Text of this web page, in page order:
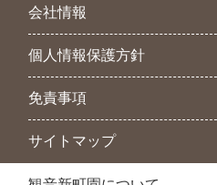
会社情報
個人情報保護方針
免責事項
サイトマップ